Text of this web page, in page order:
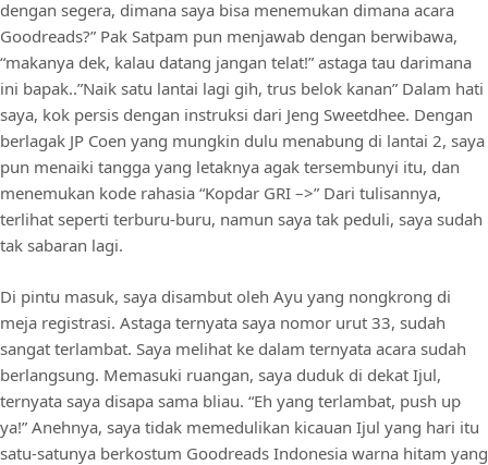
dengan segera, dimana saya bisa menemukan dimana acara
Goodreads?” Pak Satpam pun menjawab dengan berwibawa,
“makanya dek, kalau datang jangan telat!” astaga tau darimana
ini bapak..”Naik satu lantai lagi gih, trus belok kanan” Dalam hati
saya, kok persis dengan instruksi dari Jeng Sweetdhee. Dengan
berlagak JP Coen yang mungkin dulu menabung di lantai 2, saya
pun menaiki tangga yang letaknya agak tersembunyi itu, dan
menemukan kode rahasia “Kopdar GRI –>” Dari tulisannya,
terlihat seperti terburu-buru, namun saya tak peduli, saya sudah
tak sabaran lagi.
Di pintu masuk, saya disambut oleh Ayu yang nongkrong di
meja registrasi. Astaga ternyata saya nomor urut 33, sudah
sangat terlambat. Saya melihat ke dalam ternyata acara sudah
berlangsung. Memasuki ruangan, saya duduk di dekat Ijul,
ternyata saya disapa sama bliau. “Eh yang terlambat, push up
ya!” Anehnya, saya tidak memedulikan kicauan Ijul yang hari itu
satu-satunya berkostum Goodreads Indonesia warna hitam yang